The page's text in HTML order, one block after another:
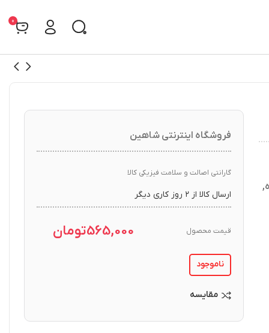
0
,
فروشگاه اینترنتی شاهین
گارانتی اصالت و سلامت فیزیکی کالا
ارسال کالا از ۲ روز کاری دیگر
قیمت محصول 565,000تومان
ناموجود
مقایسه